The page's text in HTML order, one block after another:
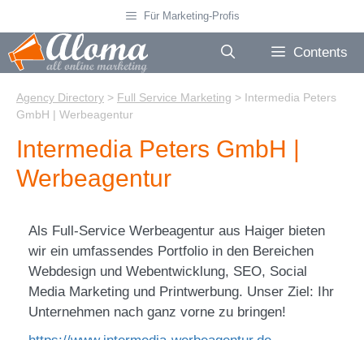
to
content
Für Marketing-Profis
Contents
Agency Directory > Full Service Marketing > Intermedia Peters
GmbH | Werbeagentur
Intermedia Peters GmbH |
Werbeagentur
Als Full-Service Werbeagentur aus Haiger bieten
wir ein umfassendes Portfolio in den Bereichen
Webdesign und Webentwicklung, SEO, Social
Media Marketing und Printwerbung. Unser Ziel: Ihr
Unternehmen nach ganz vorne zu bringen!